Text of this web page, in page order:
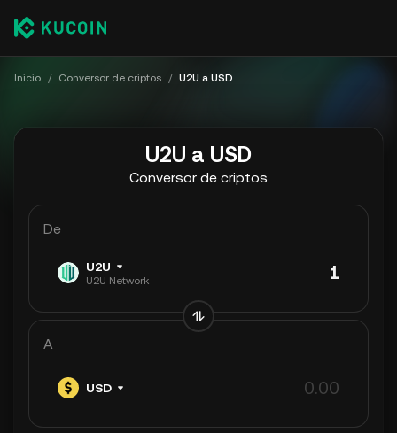
Inicio / Conversor de criptos / U2U a USD
U2U a USD
Conversor de criptos
De
U2U
U2U Network
A
USD